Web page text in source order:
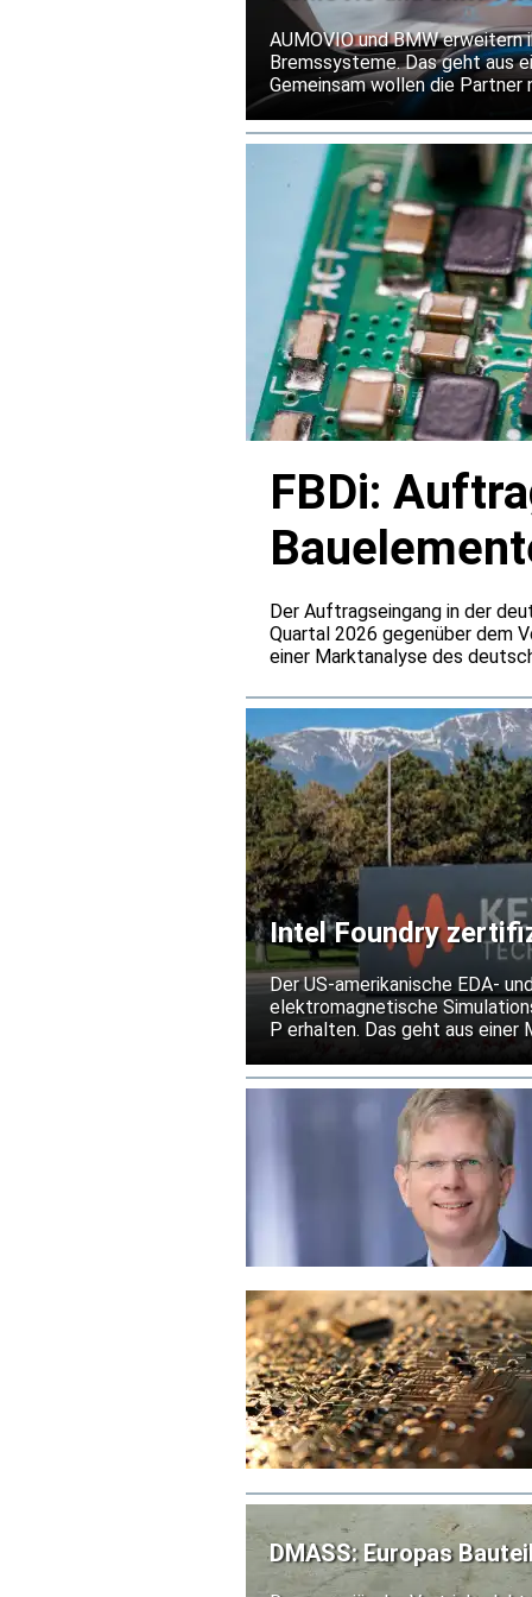
Bremssysteme
AUMOVIO und BMW
Bremssysteme. Das geht aus
Gemeinsam wollen die
Weg bringen. Die
Mitte der 2030er Jahre fort.
FBDi:
verdoppelt
Der Auftragseingang in der
Quartal 2026 gegenüber dem
einer Marktanalyse des
deutlich hinter der
vor allem auf steigende
Intel Foundry
Der US-amerikanische EDA-
elektromagnetische
P erhalten. Das geht aus
von Hochfrequenz- und
out unter den Bedingungen
Risiko kostspieliger
DMASS: Europas